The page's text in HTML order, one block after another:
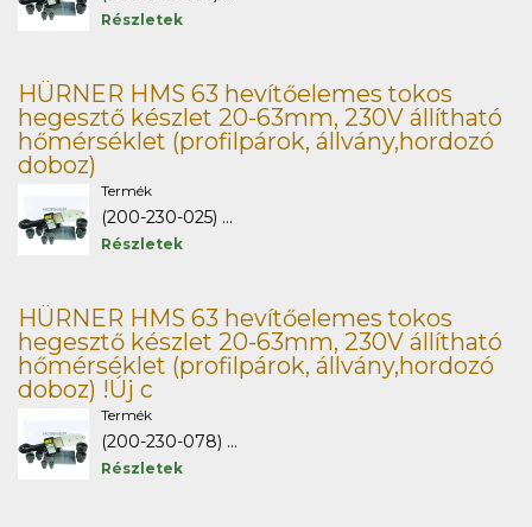
Részletek
HÜRNER HMS 63 hevítőelemes tokos
hegesztő készlet 20-63mm, 230V állítható
hőmérséklet (profilpárok, állvány,hordozó
doboz)
Termék
(200-230-025) ...
Részletek
HÜRNER HMS 63 hevítőelemes tokos
hegesztő készlet 20-63mm, 230V állítható
hőmérséklet (profilpárok, állvány,hordozó
doboz) !Új c
Termék
(200-230-078) ...
Részletek